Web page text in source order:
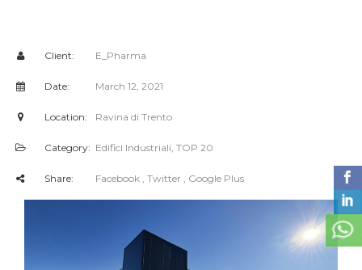
Client: E_Pharma
Date: March 12, 2021
Location: Ravina di Trento
Category: Edifici Industriali, TOP 20
Share: Facebook , Twitter , Google Plus